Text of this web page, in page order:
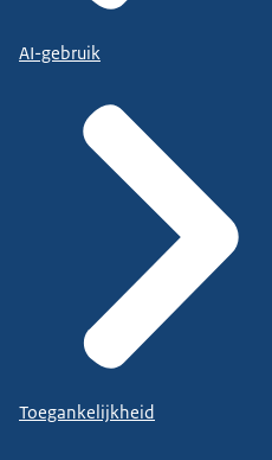
AI-gebruik
Toegankelijkheid